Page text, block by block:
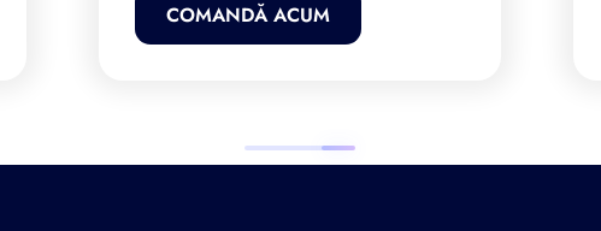
COMANDĂ ACUM